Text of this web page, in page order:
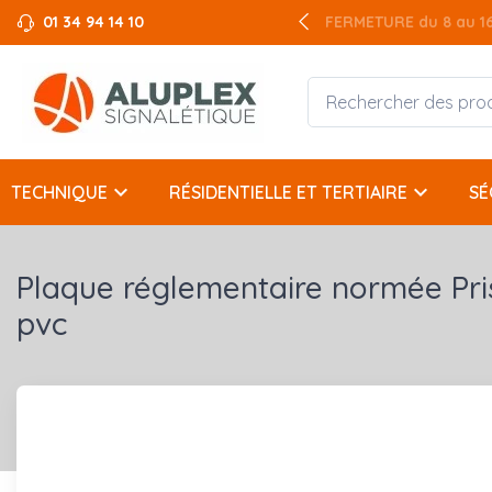
01 34 94 14 10 FERMETURE du 8
TECHNIQUE keyboard_arrow_down RÉSIDENTIELLE ET TERTIAIRE keyboard_arrow_down
Plaque réglementaire normée
pvc